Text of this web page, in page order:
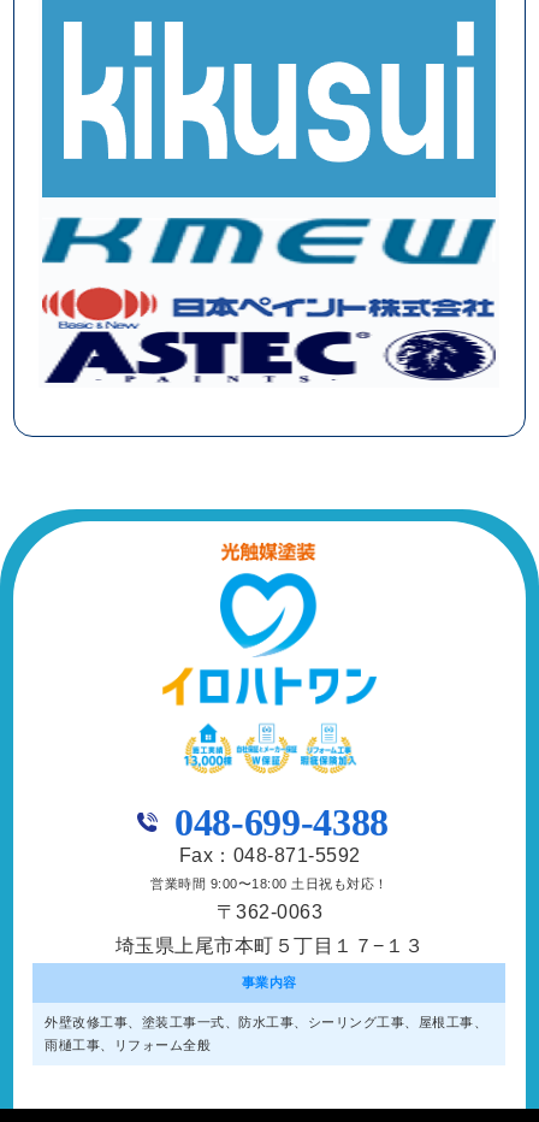
048-699-4388
Fax：048-871-5592
営業時間 9:00〜18:00 土日祝も対応！
〒362-0063
埼玉県上尾市本町５丁目１７−１３
事業内容
外壁改修工事、塗装工事⼀式、防水工事、シーリング工事、屋根工事、
雨樋工事、リフォーム全般